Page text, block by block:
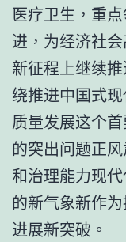
医疗卫生，重
进，为经济社
新征程上继续
绕推进中国式
质量发展这个
的突出问题正
和治理能力现
的新气象新作
进展新突破。